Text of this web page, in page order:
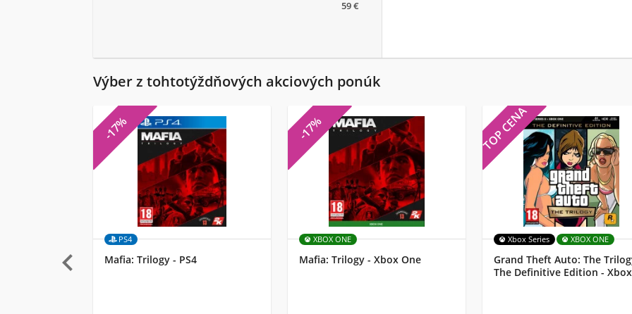
59 €
Výber z tohtotýždňových akciových ponúk
-17%
PS4
Mafia: Trilogy - PS4
-17%
XBOX ONE
Mafia: Trilogy - Xbox One
TOP CENA
Xbox Series XBOX ONE
Grand Theft Auto: The
The Definitive Edition - Xbox
